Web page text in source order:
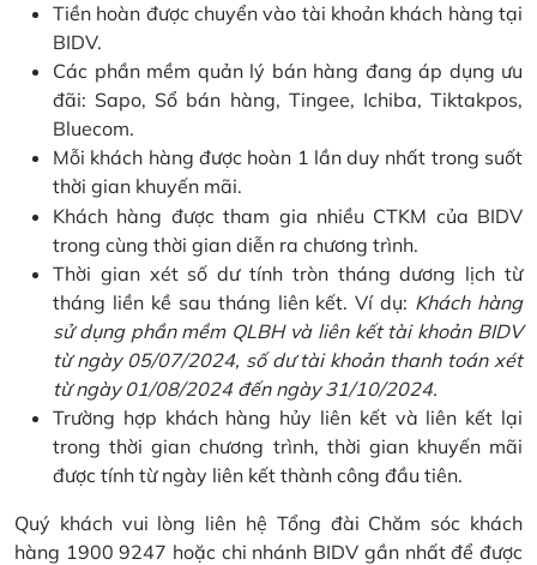
Tiền hoàn được chuyển vào tài khoản khách hàng tại
BIDV.
Các phần mềm quản lý bán hàng đang áp dụng ưu
đãi: Sapo, Sổ bán hàng, Tingee, Ichiba, Tiktakpos,
Bluecom.
Mỗi khách hàng được hoàn 1 lần duy nhất trong suốt
thời gian khuyến mãi.
Khách hàng được tham gia nhiều CTKM của BIDV
trong cùng thời gian diễn ra chương trình.
Thời gian xét số dư tính tròn tháng dương lịch từ
tháng liền kề sau tháng liên kết. Ví dụ: Khách hàng
sử dụng phần mềm QLBH và liên kết tài khoản BIDV
từ ngày 05/07/2024, số dư tài khoản thanh toán xét
từ ngày 01/08/2024 đến ngày 31/10/2024.
Trường hợp khách hàng hủy liên kết và liên kết lại
trong thời gian chương trình, thời gian khuyến mãi
được tính từ ngày liên kết thành công đầu tiên.
Quý khách vui lòng liên hệ Tổng đài Chăm sóc khách
hàng 1900 9247 hoặc chi nhánh BIDV gần nhất để được